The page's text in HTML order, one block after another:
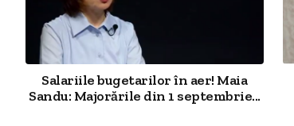
Salariile bugetarilor în aer! Maia
Sandu: Majorările din 1 septembrie...